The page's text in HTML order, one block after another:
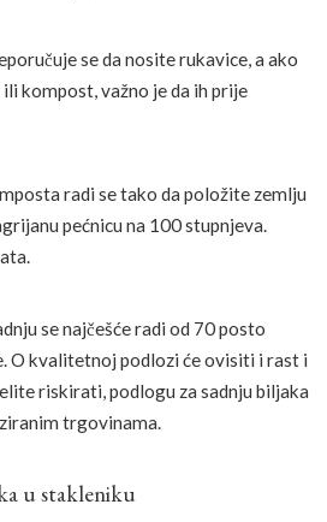
se da nosite rukavice, a ako
kompost, važno je da ih prije
radi se tako da položite zemlju
pećnicu na 100 stupnjeva.
se najčešće radi od 70 posto
O kvalitetnoj podlozi će ovisiti i rast i
riskirati, podlogu za sadnju biljaka
trgovinama.
u stakleniku